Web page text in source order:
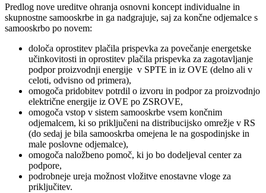
Predlog nove ureditve ohranja osnovni koncept individualne in
skupnostne samooskrbe in ga nadgrajuje, saj za končne odjemalce s
samooskrbo po novem:
določa oprostitev plačila prispevka za povečanje energetske
učinkovitosti in oprostitev plačila prispevka za zagotavljanje
podpor proizvodnji energije v SPTE in iz OVE (delno ali v
celoti, odvisno od primera),
omogoča pridobitev potrdil o izvoru in podpor za proizvodnjo
električne energije iz OVE po ZSROVE,
omogoča vstop v sistem samooskrbe vsem končnim
odjemalcem, ki so priključeni na distribucijsko omrežje v RS
(do sedaj je bila samooskrba omejena le na gospodinjske in
male poslovne odjemalce),
omogoča naložbeno pomoč, ki jo bo dodeljeval center za
podpore,
podrobneje ureja možnost vložitve enostavne vloge za
priključitev.